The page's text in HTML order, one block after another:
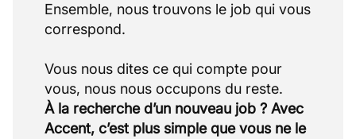
Ensemble, nous trouvons le job qui vous
correspond.
Vous nous dites ce qui compte pour
À la recherche d’un nouveau job ? Avec
Accent, c’est plus simple que vous ne le